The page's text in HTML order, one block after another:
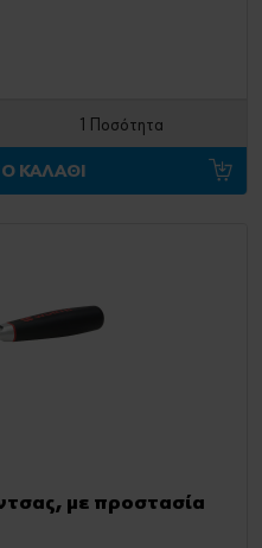
1 Ποσότητα
ΚΑΛΑΘΙ
με προστασία